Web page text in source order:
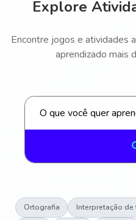
Explore
Encontre jogos e atividades
aprendizado mais
Ortografia Interpretação de